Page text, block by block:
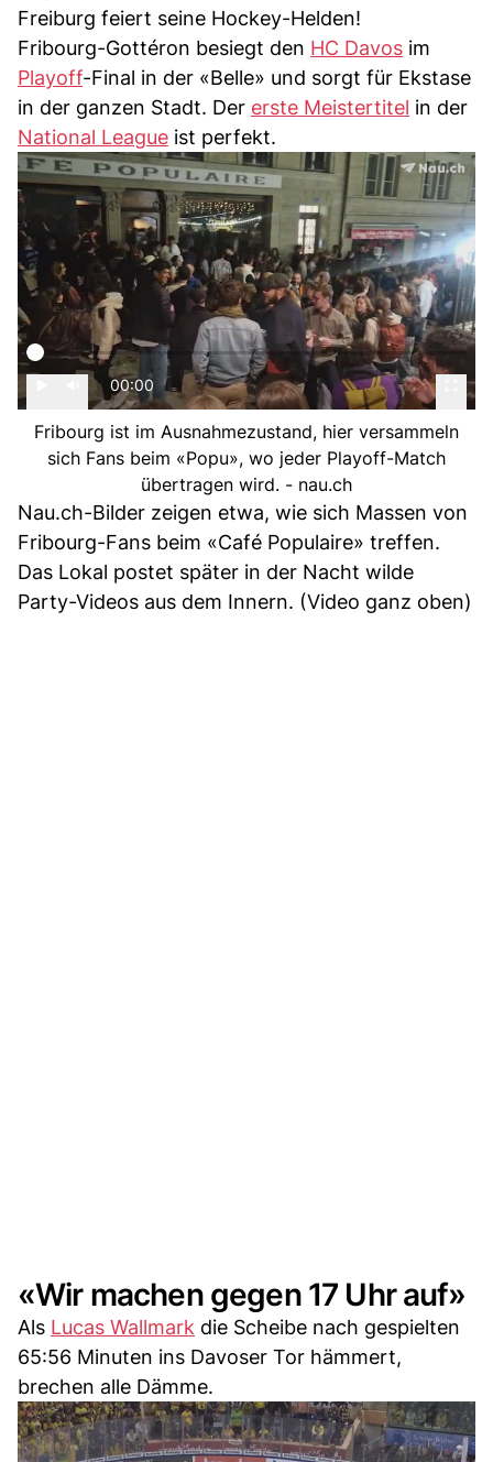
Freiburg feiert seine Hockey-Helden!
Fribourg-Gottéron besiegt den HC Davos im
Playoff-Final in der «Belle» und sorgt für Ekstase
in der ganzen Stadt. Der erste Meistertitel in der
National League ist perfekt.
00:00
Fribourg ist im Ausnahmezustand, hier versammeln
sich Fans beim «Popu», wo jeder Playoff-Match
übertragen wird. - nau.ch
Nau.ch-Bilder zeigen etwa, wie sich Massen von
Fribourg-Fans beim «Café Populaire» treffen.
Das Lokal postet später in der Nacht wilde
Party-Videos aus dem Innern. (Video ganz oben)
«Wir machen gegen 17 Uhr auf»
Als Lucas Wallmark die Scheibe nach gespielten
65:56 Minuten ins Davoser Tor hämmert,
brechen alle Dämme.